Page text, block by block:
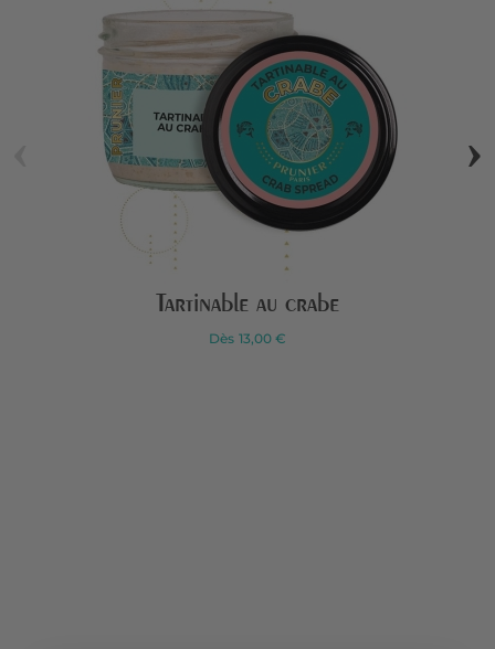
Tartinable au crabe
Dès 13,00 €
›